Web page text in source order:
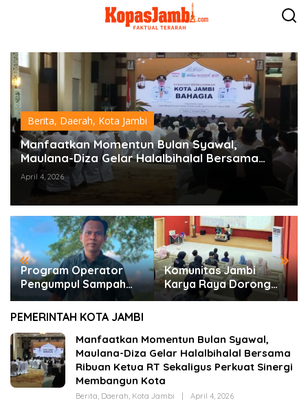
Berita, Daerah, Kota Jambi
Manfaatkan Momentun Bulan Syawal,
Maulana-Diza Gelar Halalbihalal Bersama
Ribuan Ketua RT Sekaligus Perkuat Sinergi
Membangun Kota
April 4, 2026
« »
Program Operator
Pengumpul Sampah
Berbasis Masyarakat
(OPBM) Wali Kota
Jambi Tuai Pro dan
Kontra, Rully Arizal:
Pahami Dulu Tujuan
Programnya !!!
Komunitas Jambi
Karya Raya Dorong
Pelestarian Budaya
Generasi Muda Jambi
PEMERINTAH KOTA JAMBI
Manfaatkan Momentun Bulan Syawal,
Maulana-Diza Gelar Halalbihalal Bersama
Ribuan Ketua RT Sekaligus Perkuat Sinergi
Membangun Kota
Berita, Daerah, Kota Jambi April 4, 2026